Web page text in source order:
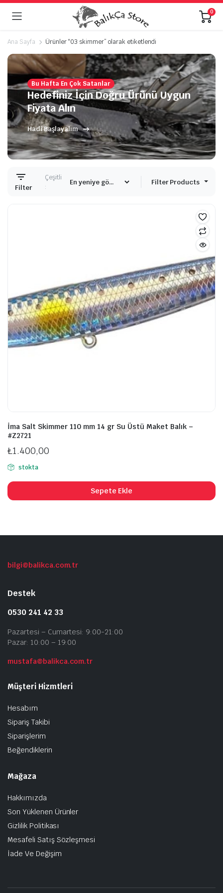
0
Ana Sayfa Ürünler “03 skimmer” olarak etiketlendi
Bu Hafta En Çok Satanlar
Hedefiniz İçin Doğru Ürünü Uygun
Fiyata Alın
Hadi Başlayalım
Filter
Çeşitli
:
Filter Products
İma Salt Skimmer 110 mm 14 gr Su Üstü Maket Balık –
#Z2721
₺1.400,00
stokta
Sepete Ekle
bilgi@balikca.com.tr
Destek
0530 241 42 33
Pazartesi – Cumartesi: 9:00-21:00
Pazar: 10:00 – 19:00
mustafa@balikca.com.tr
Müşteri Hizmtleri
Hesabım
Sipariş Takibi
Siparişlerim
Beğendiklerin
Mağaza
Hakkımızda
Son Yüklenen Ürünler
Gizlilik Politikası
Mesafeli Satış Sözleşmesi
İade Ve Değişim